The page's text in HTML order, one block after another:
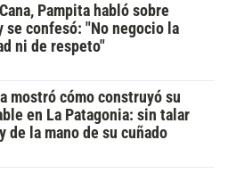
Pampita habló sobre
se confesó: "No negocio la
ni de respeto"
mostró cómo construyó su
en La Patagonia: sin talar
de la mano de su cuñado